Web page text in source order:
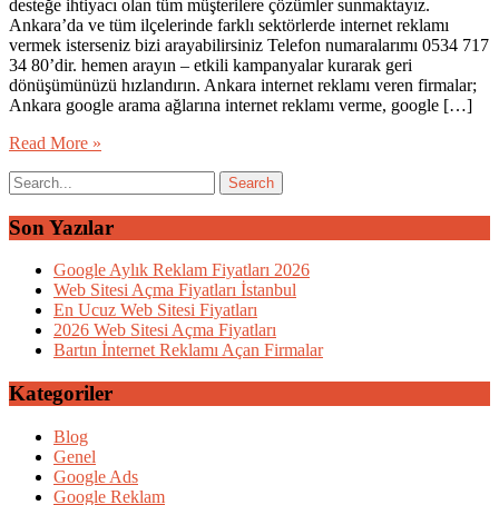
desteğe ihtiyacı olan tüm müşterilere çözümler sunmaktayız.
Ankara’da ve tüm ilçelerinde farklı sektörlerde internet reklamı
vermek isterseniz bizi arayabilirsiniz Telefon numaralarımı 0534 717
34 80’dir. hemen arayın – etkili kampanyalar kurarak geri
dönüşümünüzü hızlandırın. Ankara internet reklamı veren firmalar;
Ankara google arama ağlarına internet reklamı verme, google […]
Read More »
Son Yazılar
Google Aylık Reklam Fiyatları 2026
Web Sitesi Açma Fiyatları İstanbul
En Ucuz Web Sitesi Fiyatları
2026 Web Sitesi Açma Fiyatları
Bartın İnternet Reklamı Açan Firmalar
Kategoriler
Blog
Genel
Google Ads
Google Reklam